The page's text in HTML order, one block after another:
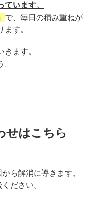
います。
で、毎日の積み重ねが
す。
ます。
せはこちら
ら解消に導きます。
ださい。